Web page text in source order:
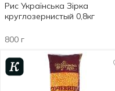
Рис Українська Зірка
круглозернистый 0,8кг
800 г